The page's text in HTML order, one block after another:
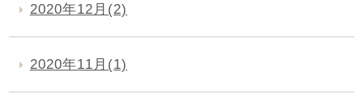
2020年12月(2)
2020年11月(1)